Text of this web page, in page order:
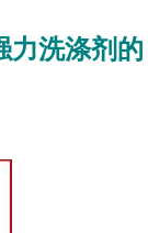
力洗涤剂的